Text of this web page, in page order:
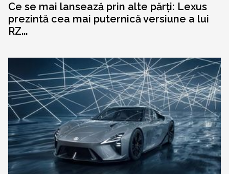
Ce se mai lansează prin alte părți: Lexus
prezintă cea mai puternică versiune a lui
RZ...